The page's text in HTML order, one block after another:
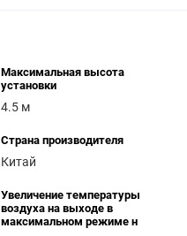
Максимальная высота
установки
4.5 м
Страна производителя
Китай
Увеличение температуры
воздуха на выходе в
максимальном режиме н